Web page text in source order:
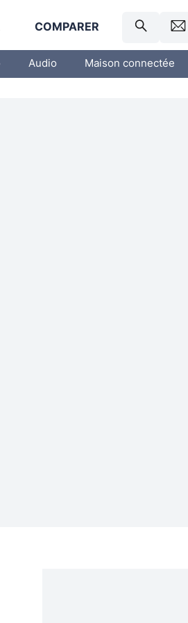
COMPARER
Audio Maison connectée